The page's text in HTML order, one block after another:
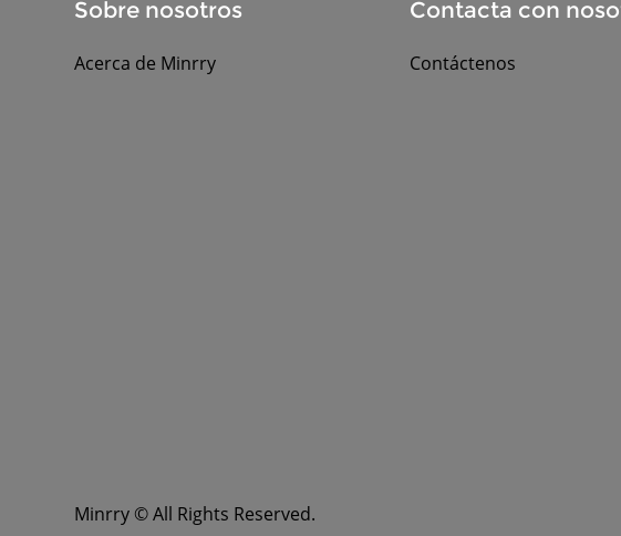
Sobre nosotros
Acerca de Minrry
Contacta con
Contáctenos
Minrry © All Rights Reserved.